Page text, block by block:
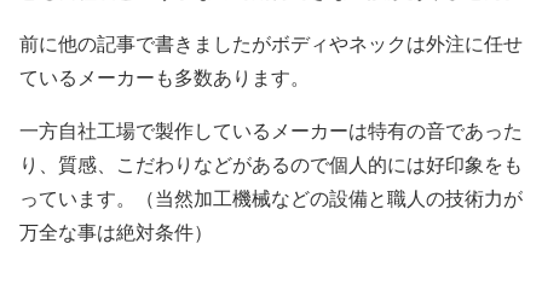
前に他の記事で書きましたがボディやネックは外注に任せ
ているメーカーも多数あります。
一方自社工場で製作しているメーカーは特有の音であった
り、質感、こだわりなどがあるので個人的には好印象をも
っています。（当然加工機械などの設備と職人の技術力が
万全な事は絶対条件）